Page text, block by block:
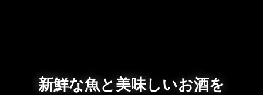
新鮮な魚と美味しいお酒を